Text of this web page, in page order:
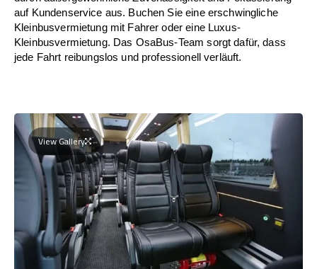
auf Kundenservice aus. Buchen Sie eine erschwingliche
Kleinbusvermietung mit Fahrer oder eine Luxus-
Kleinbusvermietung. Das OsaBus-Team sorgt dafür, dass
jede Fahrt reibungslos und professionell verläuft.
View Gallery